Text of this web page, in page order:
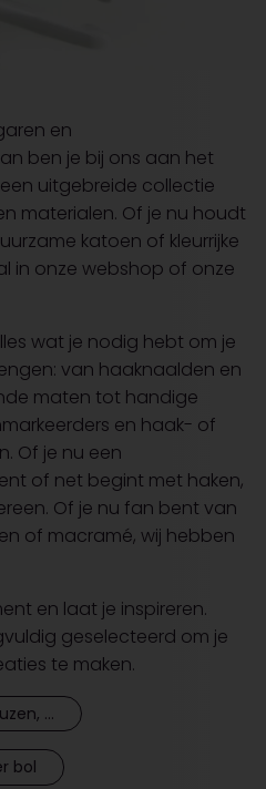
en
ben je bij ons aan het
uitgebreide collectie
materialen. Of je nu houdt
katoen of kleurrijke
in onze webshop of onze
wat je nodig hebt om je
van haaknaalden en
maten tot handige
en haak- of
Of je nu een
of net begint met haken,
Of je nu fan bent van
of macramé, wij hebben
en laat je inspireren.
geselecteerd om je
te maken.
...
bol